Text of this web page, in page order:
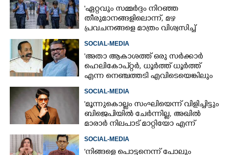
"ഏറ്റവും സമ്മർദ്ദം നിറഞ്ഞ
തീരുമാനങ്ങളിലൊന്ന്,​ മഴ
പ്രവചനങ്ങളെ മാത്രം വിശ്വസിച്ച്
SOCIAL-MEDIA
'അതാ ആകാശത്ത് ഒരു സർക്കാർ
ഹെലികോപ്റ്റർ, ധൂർത്ത് ധൂർത്ത്
എന്ന നെഞ്ചത്തടി എവിടെയെങ്കിലും
SOCIAL-MEDIA
'മൂന്നുകൊല്ലം സംഘിയെന്ന് വിളിച്ചിട്ടും
ബിജെപിയിൽ ചേർന്നില്ല, അഖിൽ
മാരാർ നിലപാട് മാറ്റിയോ എന്ന്
SOCIAL-MEDIA
'നിങ്ങളെ പൊട്ടനെന്ന് പോലും